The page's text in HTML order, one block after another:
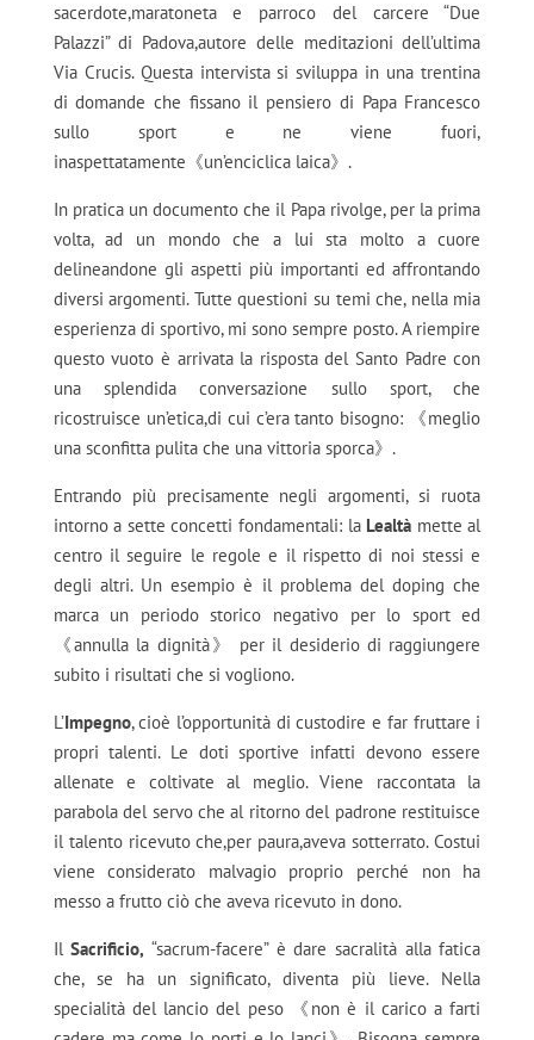
sacerdote,maratoneta e parroco del carcere “Due
Palazzi” di Padova,autore delle meditazioni dell’ultima
Via Crucis. Questa intervista si sviluppa in una trentina
di domande che fissano il pensiero di Papa Francesco
sullo sport e ne viene fuori,
inaspettatamente《un’enciclica laica》.
In pratica un documento che il Papa rivolge, per la prima
volta, ad un mondo che a lui sta molto a cuore
delineandone gli aspetti più importanti ed affrontando
diversi argomenti. Tutte questioni su temi che, nella mia
esperienza di sportivo, mi sono sempre posto. A riempire
questo vuoto è arrivata la risposta del Santo Padre con
una splendida conversazione sullo sport, che
ricostruisce un’etica,di cui c’era tanto bisogno: 《meglio
una sconfitta pulita che una vittoria sporca》.
Entrando più precisamente negli argomenti, si ruota
intorno a sette concetti fondamentali: la Lealtà mette al
centro il seguire le regole e il rispetto di noi stessi e
degli altri. Un esempio è il problema del doping che
marca un periodo storico negativo per lo sport ed
《annulla la dignità》 per il desiderio di raggiungere
subito i risultati che si vogliono.
L’Impegno, cioè l’opportunità di custodire e far fruttare i
propri talenti. Le doti sportive infatti devono essere
allenate e coltivate al meglio. Viene raccontata la
parabola del servo che al ritorno del padrone restituisce
il talento ricevuto che,per paura,aveva sotterrato. Costui
viene considerato malvagio proprio perché non ha
messo a frutto ciò che aveva ricevuto in dono.
IlSacrificio, “sacrum-facere” è dare sacralità alla fatica
che, se ha un significato, diventa più lieve. Nella
specialità del lancio del peso 《non è il carico a farti